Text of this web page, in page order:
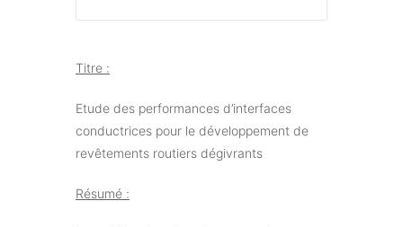
Titre :
Etude des performances d’interfaces
conductrices pour le développement de
revêtements routiers dégivrants
Résumé :